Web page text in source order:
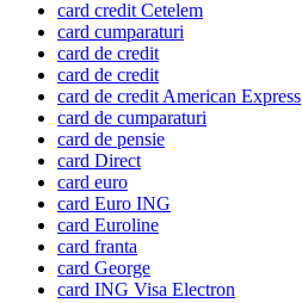
card credit Cetelem
card cumparaturi
card de credit
card de credit
card de credit American Express
card de cumparaturi
card de pensie
card Direct
card euro
card Euro ING
card Euroline
card franta
card George
card ING Visa Electron